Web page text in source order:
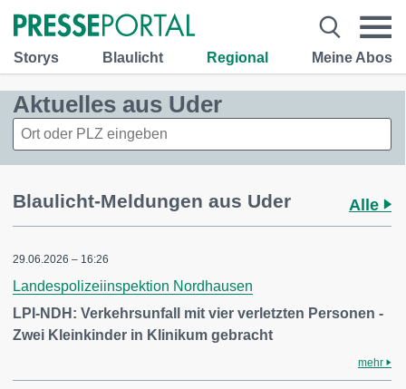
Storys Blaulicht Regional Meine Abos
Aktuelles aus Uder
Blaulicht-Meldungen aus Uder Alle
29.06.2026 – 16:26
Landespolizeiinspektion Nordhausen
LPI-NDH: Verkehrsunfall mit vier verletzten Personen -
Zwei Kleinkinder in Klinikum gebracht
mehr